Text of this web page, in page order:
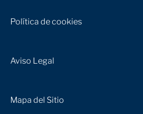
Política de cookies
Aviso Legal
Mapa del Sitio